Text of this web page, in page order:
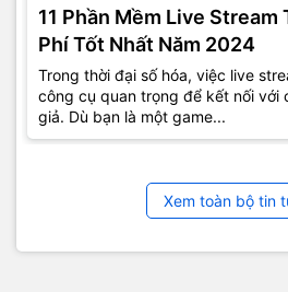
11 Phần Mềm Live
Phí Tốt Nhất Năm 2024
Trong thời đại số hóa, việc live
công cụ quan trọng để kết nối với
giả. Dù bạn là một game...
Xem toàn bộ tin